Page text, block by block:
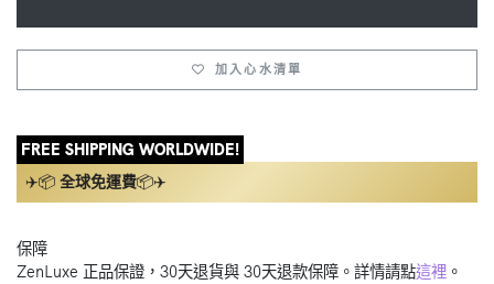
加入心水清單
FREE SHIPPING WORLDWIDE!
✈️📦 全球免運費📦✈️
保障
ZenLuxe 正品保證，30天退貨與 30天退款保障。詳情請點這裡 。